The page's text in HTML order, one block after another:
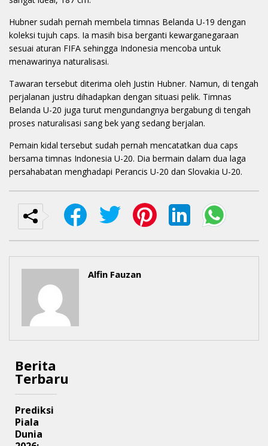
Hubner sudah pernah membela timnas Belanda U-19 dengan
koleksi tujuh caps. Ia masih bisa berganti kewarganegaraan
sesuai aturan FIFA sehingga Indonesia mencoba untuk
menawarinya naturalisasi.
Tawaran tersebut diterima oleh Justin Hubner. Namun, di tengah
perjalanan justru dihadapkan dengan situasi pelik. Timnas
Belanda U-20 juga turut mengundangnya bergabung di tengah
proses naturalisasi sang bek yang sedang berjalan.
Pemain kidal tersebut sudah pernah mencatatkan dua caps
bersama timnas Indonesia U-20. Dia bermain dalam dua laga
persahabatan menghadapi Perancis U-20 dan Slovakia U-20.
Alfin Fauzan
Berita
Terbaru
Prediksi
Piala
Dunia